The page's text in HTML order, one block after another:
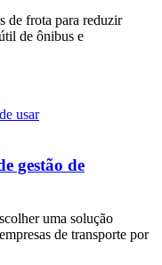
de frota para reduzir
de ônibus e
gestão de
uma solução
de transporte por